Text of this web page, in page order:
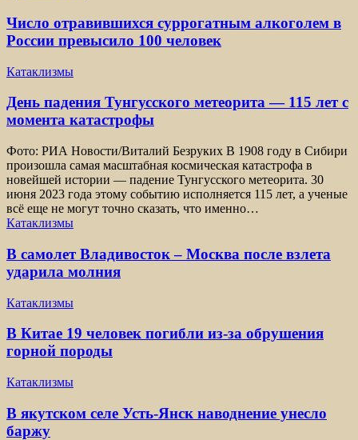
Число отравившихся суррогатным алкоголем в
России превысило 100 человек
Катаклизмы
День падения Тунгусского метеорита — 115 лет с
момента катастрофы
Фото: РИА Новости/Виталий Безруких В 1908 году в Сибири
произошла самая масштабная космическая катастрофа в
новейшей истории — падение Тунгусского метеорита. 30
июня 2023 года этому событию исполняется 115 лет, а ученые
всё еще не могут точно сказать, что именно…
Катаклизмы
В самолет Владивосток – Москва после взлета
ударила молния
Катаклизмы
В Китае 19 человек погибли из-за обрушения
горной породы
Катаклизмы
В якутском селе Усть-Янск наводнение унесло
баржу